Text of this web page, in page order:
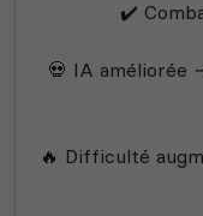
✔️
💀 IA améliorée
🔥 Difficulté